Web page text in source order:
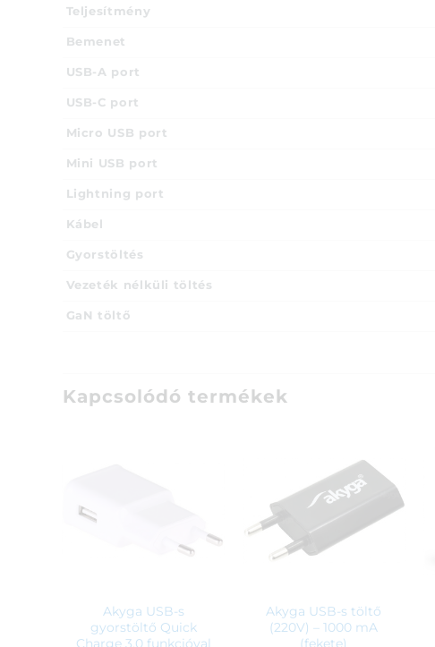
Teljesítmény
Bemenet
USB-A port
USB-C port
Micro USB port
Mini USB port
Lightning port
Kábel
Gyorstöltés
Vezeték nélküli töltés
GaN töltő
Kapcsolódó termékek
Akyga USB-s
gyorstöltő Quick
Akyga USB-s töltő
(220V) – 1000 mA